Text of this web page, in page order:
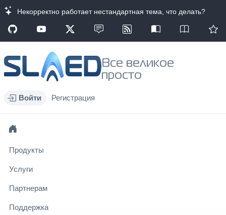
Некорректно работает нестандартная тема, что делать?
Все великое
просто
Войти Регистрация
Продукты
Услуги
Партнерам
Поддержка